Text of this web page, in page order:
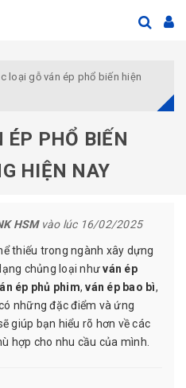
loại gỗ ván ép phổ biến hiện
ÉP PHỔ BIẾN
HIỆN NAY
HSMvào lúc 16/02/2025
thiếu trong ngành xây dựng
chủng loại nhưván ép
ép phủ phim,ván ép bao bì,
những đặc điểm và ứng
giúp bạn hiểu rõ hơn về các
hợp cho nhu cầu của mình.